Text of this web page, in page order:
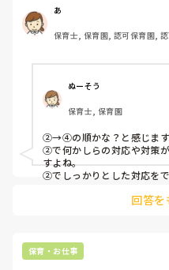
また、他になにかいい方法は
長文なのに最後まで読んで
た。
(補足)園長先生からは子供達
価されています。
しかし私にとっては、その
にストレスです。
そうなる前に辞めるべきか
思っている保育園で起こっ
①しばらく様子をみる
(最初は信じてもらえないこ
③本人に直接言う
④証拠を集めて役所に通報
結局、綺麗事抜きでどれが
②が正解に違いんだろうが
しても、うまくその先生が
③の先輩に直接言えば生意
あ
保育士, 保育園, 認可保育園,
ぬーそう
保育士, 保育園
②→④の順かな？と感じます
②で何かしらの対応や対策
すよね。
②でしっかりとした対応を
④は子供が犠牲に…と書い
回答を
保育・お仕事